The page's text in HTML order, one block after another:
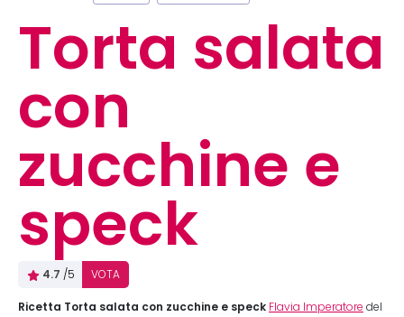
Torta salata
con
zucchine e
speck
4.7 /5 VOTA
Ricetta Torta salata con zucchine e speck Flavia Imperatore del